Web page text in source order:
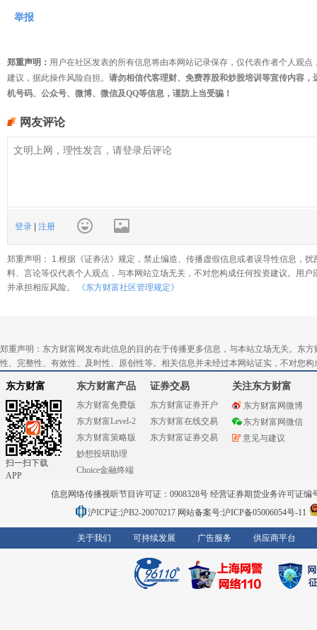
举报
郑重声明： 用户在社区发表的所有信息将由本网站记录保存，仅代表作者个人观
建议，据此操作风险自担。 请勿相信代客理财、免费荐股和炒股培训等宣传内容
机号码、公众号、微博、微信及QQ等信息，谨防上当受骗！
网友评论
登录 注册
郑重声明： 1.根据《证券法》规定，禁止编造、传播虚假信息或者误导性信息，
料、言论等仅代表个人观点，与本网站立场无关，不对您构成任何投资建议。用
并承担相应风险。
《东方财富社区管理规定》
郑重声明：东方财富网发布此信息的目的在于传播更多信息，与本站立场无关。东
性、完整性、有效性、及时性、原创性等。相关信息并未经过本网站证实，不对您
东方财富
扫一扫下载
APP
东方财富产品
东方财富免费版
东方财富Level-2
东方财富策略版
妙想投研助理
Choice金融终端
证券交易
东方财富证券开户
东方财富在线交易
东方财富证券交易
关注东方财富
东方财富网微博
东方财富网微信
意见与建议
信息网络传播视听节目许可证：0908328号 经营证券期货业务许可证编
沪ICP证:沪B2-20070217 网站备案号:沪ICP备05006054号-11
关于我们 可持续发展 广告服务 供应商平台